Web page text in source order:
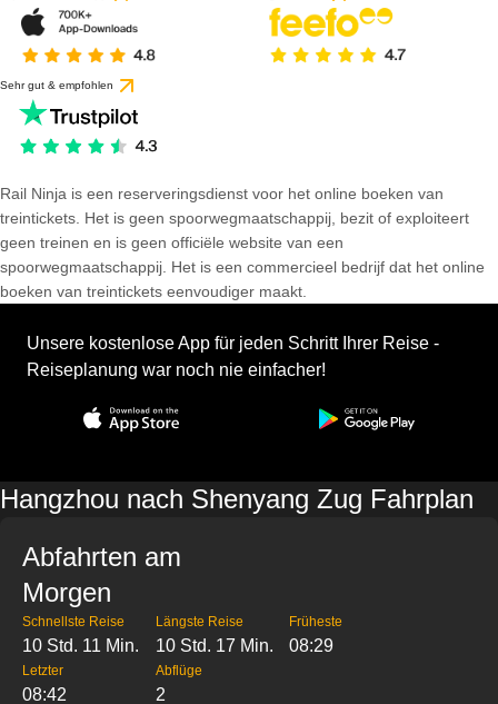
Sehr gut & empfohlen
Rail Ninja is een reserveringsdienst voor het online boeken van
treintickets. Het is geen spoorwegmaatschappij, bezit of exploiteert
geen treinen en is geen officiële website van een
spoorwegmaatschappij. Het is een commercieel bedrijf dat het online
boeken van treintickets eenvoudiger maakt.
Unsere kostenlose App für jeden Schritt Ihrer Reise -
Reiseplanung war noch nie einfacher!
Hangzhou nach Shenyang Zug Fahrplan
Abfahrten am
Morgen
Schnellste Reise
10 Std. 11 Min.
Längste Reise
10 Std. 17 Min.
Früheste
08:29
Letzter
08:42
Abflüge
2